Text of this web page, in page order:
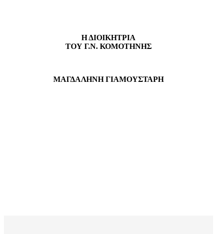
Η ΔΙΟΙΚΗΤΡΙΑ
ΤΟΥ Γ.Ν. ΚΟΜΟΤΗΝΗΣ
ΜΑΓΔΑΛΗΝΗ ΓΙΑΜΟΥΣΤΑΡΗ